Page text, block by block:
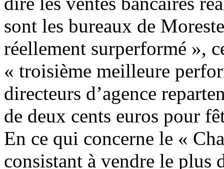
sont les bureaux de
réellement surperformé »,
« troisième meilleure
directeurs d’agence
de deux cents euros pour
En ce qui concerne le «
consistant à vendre le plus